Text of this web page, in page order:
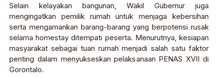
Selain kelayakan bangunan, Wakil Gubernur juga
mengingatkan pemilik rumah untuk menjaga kebersihan
serta mengamankan barang-barang yang berpotensi rusak
selama homestay ditempati peserta. Menurutnya, kesiapan
masyarakat sebagai tuan rumah menjadi salah satu faktor
penting dalam menyukseskan pelaksanaan PENAS XVII di
Gorontalo.